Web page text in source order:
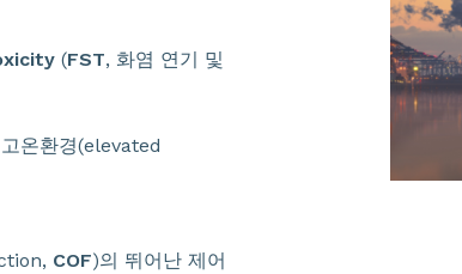
(FST, 화염 연기 및
온환경(elevated
COF)의 뛰어난 제어